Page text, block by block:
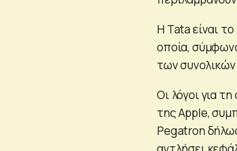
Η Tata είναι
οποία,
των
Οι λόγοι για
της Apple,
Pegatron